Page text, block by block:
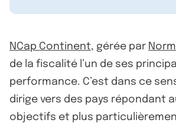
NCap Continent, gérée par
de la fiscalité l’un de ses
performance. C’est dans ce
dirige vers des pays répondant
objectifs et plus